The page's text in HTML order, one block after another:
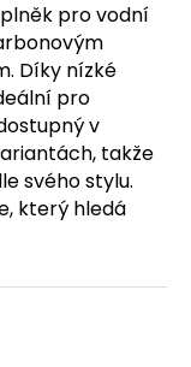
pro vodní
Díky nízké
pro
v
takže
svého stylu.
který hledá